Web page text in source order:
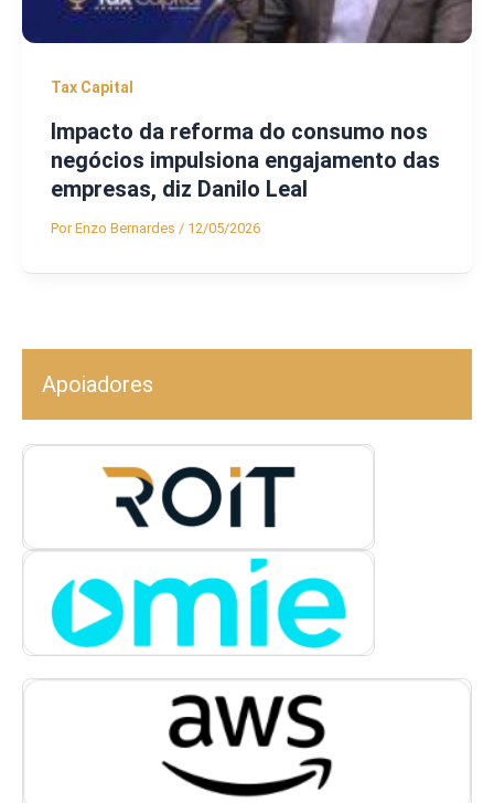
Tax Capital
Impacto da reforma do consumo nos
negócios impulsiona engajamento das
empresas, diz Danilo Leal
PorEnzo Bernardes / 12/05/2026
Apoiadores